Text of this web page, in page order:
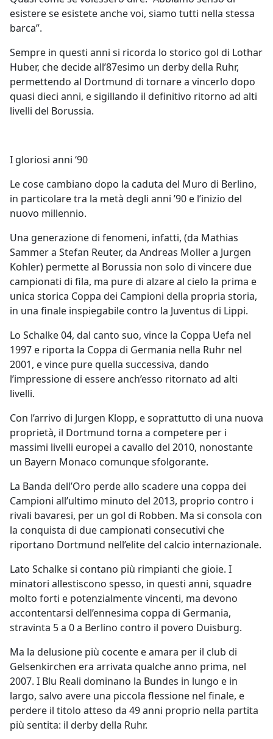
esistere se esistete anche voi, siamo tutti nella stessa
barca”.
Sempre in questi anni si ricorda lo storico gol di Lothar
Huber, che decide all’87esimo un derby della Ruhr,
permettendo al Dortmund di tornare a vincerlo dopo
quasi dieci anni, e sigillando il definitivo ritorno ad alti
livelli del Borussia.
I gloriosi anni ‘90
Le cose cambiano dopo la caduta del Muro di Berlino,
in particolare tra la metà degli anni ’90 e l’inizio del
nuovo millennio.
Una generazione di fenomeni, infatti, (da Mathias
Sammer a Stefan Reuter, da Andreas Moller a Jurgen
Kohler) permette al Borussia non solo di vincere due
campionati di fila, ma pure di alzare al cielo la prima e
unica storica Coppa dei Campioni della propria storia,
in una finale inspiegabile contro la Juventus di Lippi.
Lo Schalke 04, dal canto suo, vince la Coppa Uefa nel
1997 e riporta la Coppa di Germania nella Ruhr nel
2001, e vince pure quella successiva, dando
l’impressione di essere anch’esso ritornato ad alti
livelli.
Con l’arrivo di Jurgen Klopp, e soprattutto di una nuova
proprietà, il Dortmund torna a competere per i
massimi livelli europei a cavallo del 2010, nonostante
un Bayern Monaco comunque sfolgorante.
La Banda dell’Oro perde allo scadere una coppa dei
Campioni all’ultimo minuto del 2013, proprio contro i
rivali bavaresi, per un gol di Robben. Ma si consola con
la conquista di due campionati consecutivi che
riportano Dortmund nell’elite del calcio internazionale.
Lato Schalke si contano più rimpianti che gioie. I
minatori allestiscono spesso, in questi anni, squadre
molto forti e potenzialmente vincenti, ma devono
accontentarsi dell’ennesima coppa di Germania,
stravinta 5 a 0 a Berlino contro il povero Duisburg.
Ma la delusione più cocente e amara per il club di
Gelsenkirchen era arrivata qualche anno prima, nel
2007. I Blu Reali dominano la Bundes in lungo e in
largo, salvo avere una piccola flessione nel finale, e
perdere il titolo atteso da 49 anni proprio nella partita
più sentita: il derby della Ruhr.